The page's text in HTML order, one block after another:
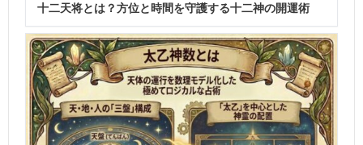
十二天将とは？方位と時間を守護する十二神の開運術